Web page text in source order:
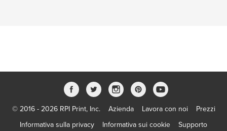
© 2016 - 2026 RPI Print, Inc. Azienda Lavora con noi
Prezzi
Informativa sulla privacy
Informativa sui cookie Supporto